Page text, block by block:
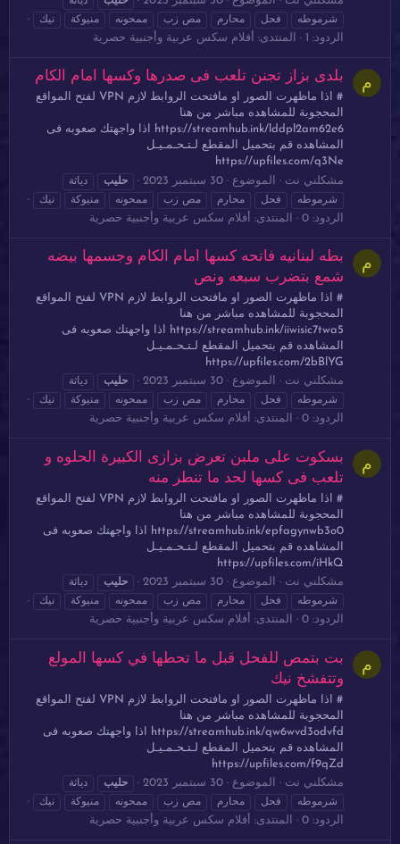
شرموطه
فحل محارم مص زب ممحونه منيوكة نيك
الردود: 1 المنتدى: أفلام سكس عربية وأجنبية حصرية
م بلدى بزاز تجنن تلعب فى صدرها وكسها امام الكام
# اذا ماظهرت الصور او مافتحت الروابط لازم VPN لفتح المواقع
المحجوبة للمشاهده مباشر من هنا
https://streamhub.ink/lddpl2am62e6 اذا واجهتك صعوبه فى
المشاهده قم بتحميل المقطع لـتـحـمـيـل
https://upfiles.com/q3Ne
مشكلني نت
الموضوع 30 سبتمبر 2023 حليب
دياثة
شرموطه
فحل محارم مص زب ممحونه منيوكة نيك
الردود: 0 المنتدى: أفلام سكس عربية وأجنبية حصرية
م
بطه لبنانيه فاتحه كسها امام الكام وجسمها بيضه
شمع بتضرب سبعه ونص
# اذا ماظهرت الصور او مافتحت الروابط لازم VPN لفتح المواقع
المحجوبة للمشاهده مباشر من هنا
https://streamhub.ink/iiwisic7twa5 اذا واجهتك صعوبه فى
المشاهده قم بتحميل المقطع لـتـحـمـيـل
https://upfiles.com/2bBlYG
مشكلني نت
الموضوع 30 سبتمبر 2023 حليب
دياثة
شرموطه
فحل محارم مص زب ممحونه منيوكة نيك
الردود: 0 المنتدى: أفلام سكس عربية وأجنبية حصرية
م
بسكوت على ملبن تعرض بزازى الكبيرة الحلوه و
تلعب فى كسها لحد ما تنطر منه
# اذا ماظهرت الصور او مافتحت الروابط لازم VPN لفتح المواقع
المحجوبة للمشاهده مباشر من هنا
https://streamhub.ink/epfagynwb3o0 اذا واجهتك صعوبه فى
المشاهده قم بتحميل المقطع لـتـحـمـيـل
https://upfiles.com/iHkQ
مشكلني نت
الموضوع 30 سبتمبر 2023 حليب
دياثة
شرموطه
فحل محارم مص زب ممحونه منيوكة نيك
الردود: 0 المنتدى: أفلام سكس عربية وأجنبية حصرية
م
بت بتمص للفحل قبل ما تحطها في كسها المولع
وتتفشخ نيك
# اذا ماظهرت الصور او مافتحت الروابط لازم VPN لفتح المواقع
المحجوبة للمشاهده مباشر من هنا
https://streamhub.ink/qw6wvd3odvfd اذا واجهتك صعوبه فى
المشاهده قم بتحميل المقطع لـتـحـمـيـل
https://upfiles.com/f9qZd
مشكلني نت
الموضوع 30 سبتمبر 2023 حليب
دياثة
شرموطه
فحل محارم مص زب ممحونه منيوكة نيك
الردود: 0 المنتدى: أفلام سكس عربية وأجنبية حصرية